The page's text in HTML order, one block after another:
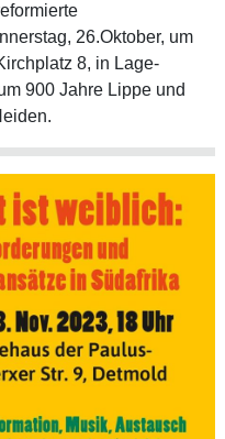
26.Oktober, um
8, in Lage-
900 Jahre Lippe und